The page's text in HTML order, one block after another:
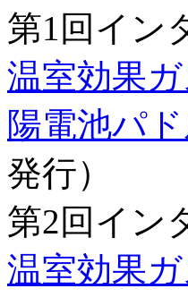
第1回イン
温室効果
陽電池パ
発行）
第2回イン
温室効果